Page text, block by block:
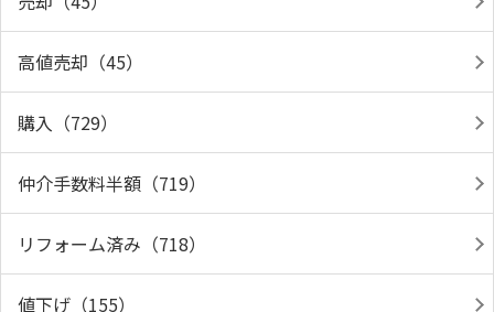
高値売却（45）
購入（729）
仲介手数料半額（719）
リフォーム済み（718）
値下げ（155）